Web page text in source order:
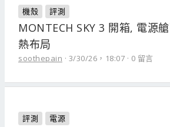
機殼 評測
MONTECH SKY 3 開箱, 電源
熱布局
soothepain 3/30/26，18:07 0 留言
評測 電源